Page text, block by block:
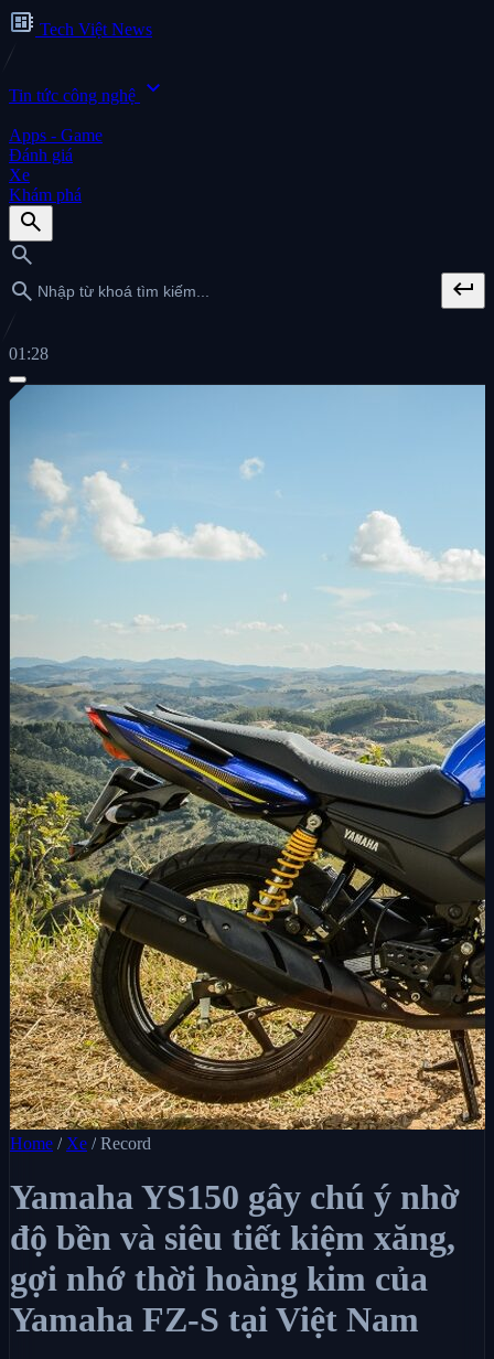
developer_board Tech Việt News
Tin tức công nghệ expand_more
Apps - Game
Đánh giá
Xe
Khám phá
search
search
search
keyboard_return
01:28
Home / Xe / Record
Yamaha YS150 gây chú ý nhờ
độ bền và siêu tiết kiệm xăng,
gợi nhớ thời hoàng kim của
Yamaha FZ-S tại Việt Nam